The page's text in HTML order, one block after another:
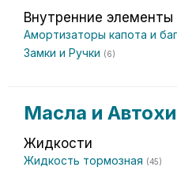
Внутренние элементы
Амортизаторы капота и
Замки и Ручки (6)
Масла и
Жидкости
Жидкость тормозная (45)